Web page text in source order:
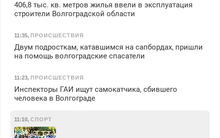
406,8 тыс. кв. метров жилья ввели в эксплуатация
строители Волгоградской области
11:35, ПРОИСШЕСТВИЯ
Двум подросткам, катавшимся на сапбордах, пришли
на помощь волгоградские спасатели
11:23, ПРОИСШЕСТВИЯ
Инспекторы ГАИ ищут самокатчика, сбившего
человека в Волгограде
11:10, СПОРТ